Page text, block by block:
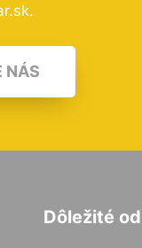
NÁS
Dôležité